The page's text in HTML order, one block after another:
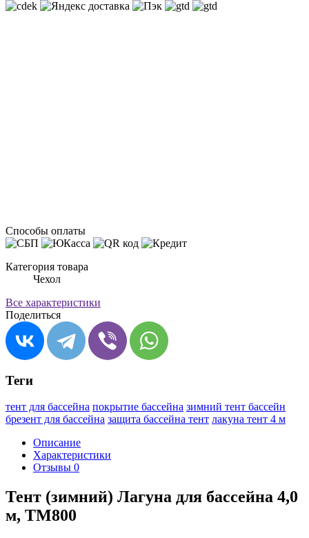
Способы оплаты
Категория товара
Чехол
Все характеристики
Поделиться
Теги
тент для бассейна покрытие бассейна зимний тент бассейн
брезент для бассейна защита бассейна тент лакуна тент 4 м
Описание
Характеристики
Отзывы 0
Тент (зимний) Лагуна для бассейна 4,0
м, TM800